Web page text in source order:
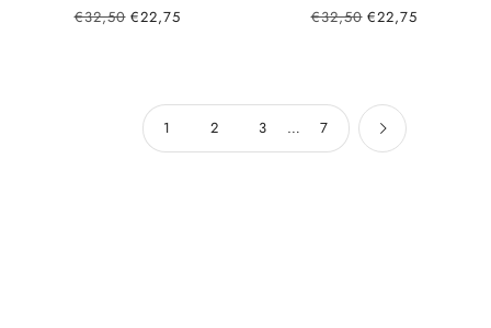
€32,50 €22,75 €32,50 €22,75
1 2 3 … 7